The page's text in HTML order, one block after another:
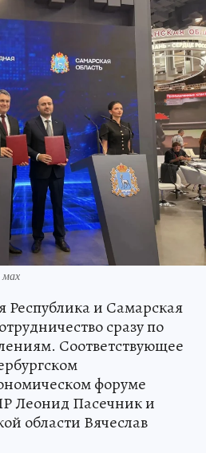
Республика и Самарская
сразу по
Соответствующее
форуме
Леонид Пасечник и
области Вячеслав